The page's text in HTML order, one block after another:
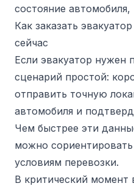
состояние
Как заказать
сейчас
Если эвакуатор нужен
сценарий простой:
отправить точную
автомобиля и
Чем быстрее эти
можно
условиям перевозки.
В критический